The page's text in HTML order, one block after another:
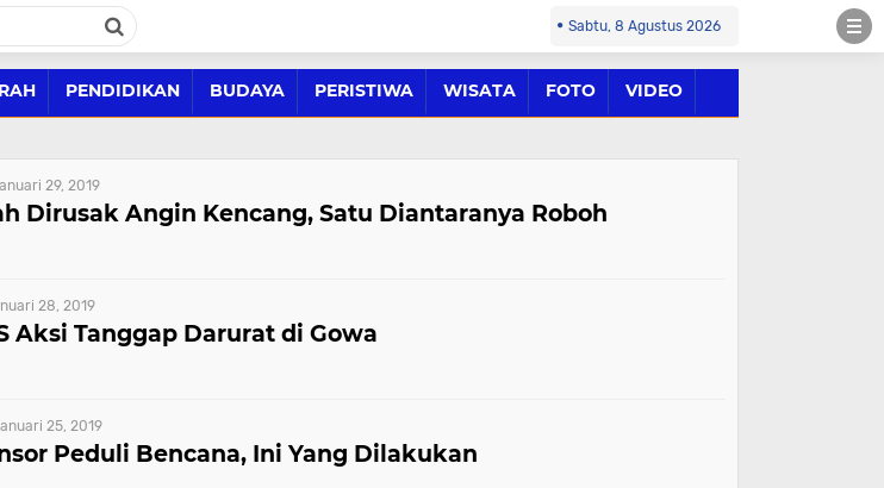
Sabtu, 8 Agustus 2026
PENDIDIKAN BUDAYA PERISTIWA WISATA FOTO VIDEO
29, 2019
Dirusak Angin Kencang, Satu Diantaranya Roboh
28, 2019
Aksi Tanggap Darurat di Gowa
25, 2019
Peduli Bencana, Ini Yang Dilakukan